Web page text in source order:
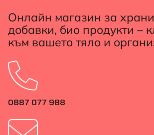
Онлайн магазин за
добавки, био продукти –
към вашето тяло и
0887 077 988